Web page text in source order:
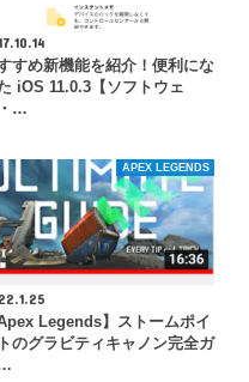
すめ新機能を紹介！便利にな
iOS 11.0.3【ソフトウェ
…
APEX LEGENDS
Apex Legends】ストームポイ
のグラビティキャノン完全ガ